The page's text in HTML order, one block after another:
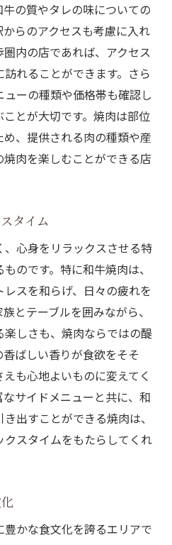
能するための焼き方
のおすすめメニュー
さを堪能する時間
新たな出会い
ナー
神田駅の和牛焼肉の美味
徴
す焼肉の美味しさ
化を楽しむ焼肉体験
自のタレレシピ
げるタレの魅力
う贅沢なひととき
雰囲気とサービス
特別な時間
演出する焼肉の楽しみ方
焼肉ディナー
るおすすめの飲み物
の質やタレの味についての
らのアクセスも考慮に入れ
内の店であれば、アクセス
れることができます。さら
ーの種類や価格帯も確認し
とが大切です。焼肉は部位
、提供される肉の種類や産
肉を楽しむことができる店
タイム
心身をリラックスさせる特
のです。特に和牛焼肉は、
スを和らげ、日々の疲れを
とテーブルを囲みながら、
しさも、焼肉ならではの醍
ばしい香りが食欲をそそ
も心地よいものに変えてく
サイドメニューと共に、和
出すことができる焼肉は、
スタイムをもたらしてくれ
かな食文化を誇るエリアで